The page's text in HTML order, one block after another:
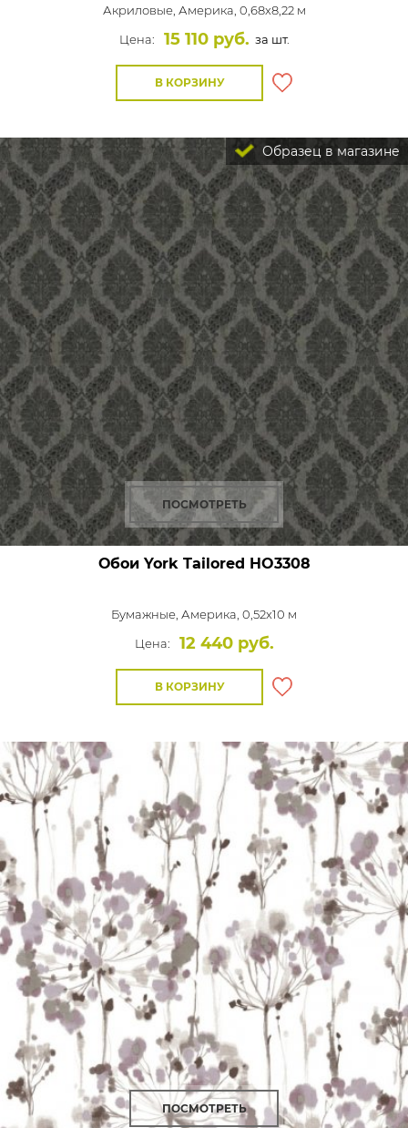
Акриловые, Америка, 0,68x8,22 м
Цена:
15 110 руб. за шт.
В КОРЗИНУ
Образец в магазине
ПОСМОТРЕТЬ
Обои York Tailored HO3308
Бумажные, Америка, 0,52x10 м
Цена:
12 440 руб.
В КОРЗИНУ
ПОСМОТРЕТЬ